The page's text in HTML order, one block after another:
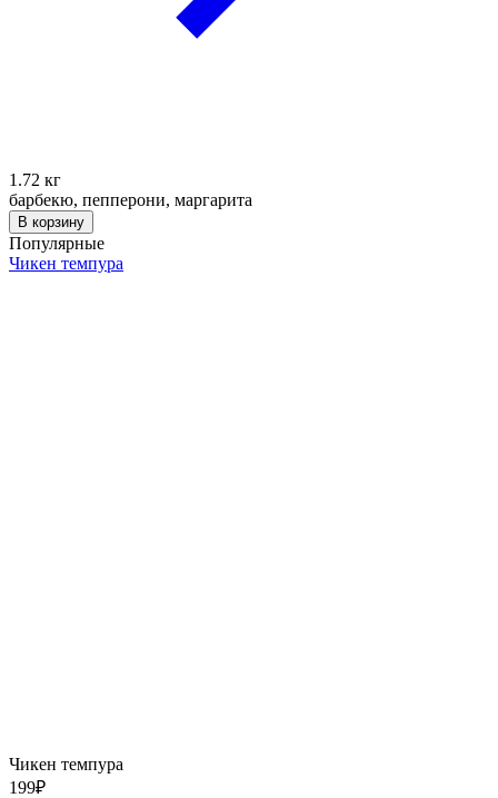
1.72 кг
барбекю, пепперони, маргарита
В корзину
Популярные
Чикен темпура
Чикен темпура
199₽